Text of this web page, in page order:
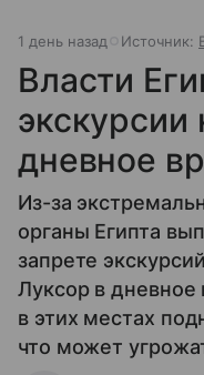
1 день назад Источник:
Власти
дневное
Из-за
органы Египта
запрете
Луксор в дневное
в этих местах
что может